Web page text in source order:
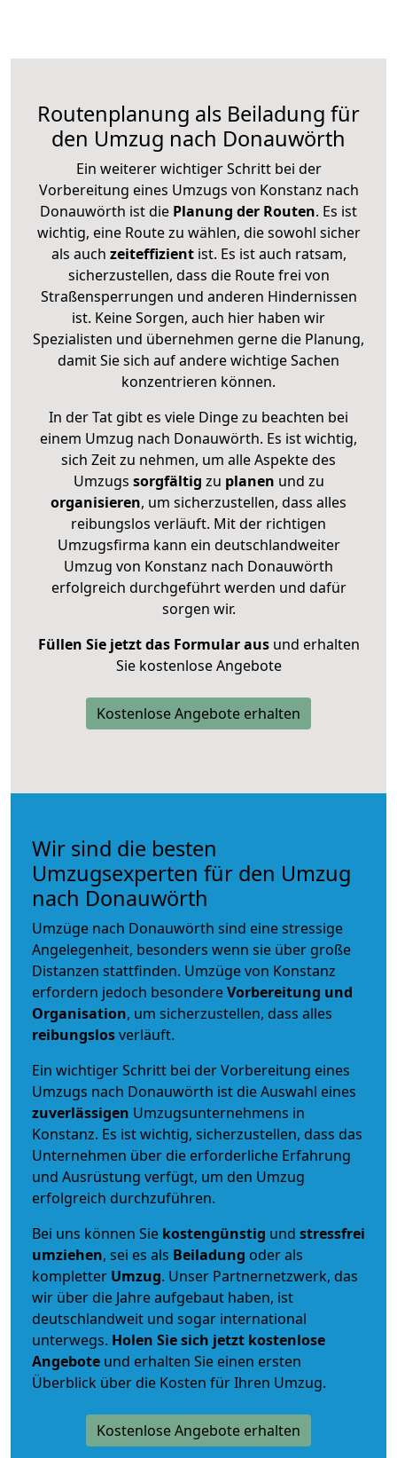
Routenplanung als Beiladung für
den Umzug nach Donauwörth
Ein weiterer wichtiger Schritt bei der
Vorbereitung eines Umzugs von Konstanz nach
Donauwörth ist die Planung der Routen. Es ist
wichtig, eine Route zu wählen, die sowohl sicher
als auch zeiteffizientist. Es ist auch ratsam,
sicherzustellen, dass die Route frei von
Straßensperrungen und anderen Hindernissen
ist. Keine Sorgen, auch hier haben wir
Spezialisten und übernehmen gerne die Planung,
damit Sie sich auf andere wichtige Sachen
konzentrieren können.
In der Tat gibt es viele Dinge zu beachten bei
einem Umzug nach Donauwörth. Es ist wichtig,
sich Zeit zu nehmen, um alle Aspekte des
Umzugs sorgfältig zu planen und zu
organisieren, um sicherzustellen, dass alles
reibungslos verläuft. Mit der richtigen
Umzugsfirma kann ein deutschlandweiter
Umzug von Konstanz nach Donauwörth
erfolgreich durchgeführt werden und dafür
sorgen wir.
Füllen Sie jetzt das Formular ausund erhalten
Sie kostenlose Angebote
Kostenlose Angebote erhalten
Wir sind die besten
Umzugsexperten für den Umzug
nach Donauwörth
Umzüge nach Donauwörth sind eine stressige
Angelegenheit, besonders wenn sie über große
Distanzen stattfinden. Umzüge von Konstanz
erfordern jedoch besondereVorbereitung und
Organisation, um sicherzustellen, dass alles
reibungslosverläuft.
Ein wichtiger Schritt bei der Vorbereitung eines
Umzugs nach Donauwörth ist die Auswahl eines
zuverlässigen Umzugsunternehmens in
Konstanz. Es ist wichtig, sicherzustellen, dass das
Unternehmen über die erforderliche Erfahrung
und Ausrüstung verfügt, um den Umzug
erfolgreich durchzuführen.
Bei uns können Sie kostengünstig und stressfrei
umziehen, sei es als Beiladung oder als
kompletter Umzug. Unser Partnernetzwerk, das
wir über die Jahre aufgebaut haben, ist
deutschlandweit und sogar international
unterwegs. Holen Sie sich jetzt kostenlose
Angebote und erhalten Sie einen ersten
Überblick über die Kosten für Ihren Umzug.
Kostenlose Angebote erhalten